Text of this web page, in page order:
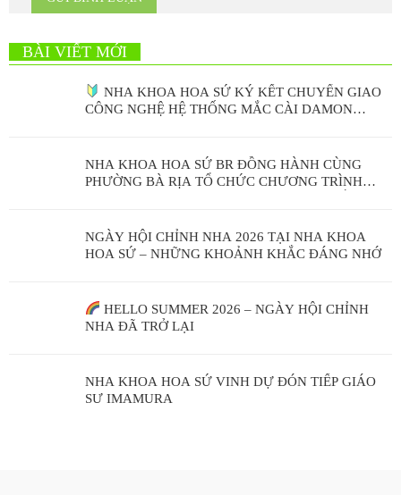
BÀI VIẾT MỚI
NHA KHOA HOA SỨ KÝ KẾT CHUYỂN GIAO
CÔNG NGHỆ HỆ THỐNG MẮC CÀI DAMON
NHA KHOA HOA SỨ BR ĐỒNG HÀNH CÙNG
PHƯỜNG BÀ RỊA TỔ CHỨC CHƯƠNG TRÌNH
NGÀY HỘI CHỈNH NHA 2026 TẠI NHA KHOA
HOA SỨ – NHỮNG KHOẢNH KHẮC ĐÁNG NHỚ
HELLO SUMMER 2026 – NGÀY HỘI CHỈNH
NHA ĐÃ TRỞ LẠI
NHA KHOA HOA SỨ VINH DỰ ĐÓN TIẾP GIÁO
SƯ IMAMURA